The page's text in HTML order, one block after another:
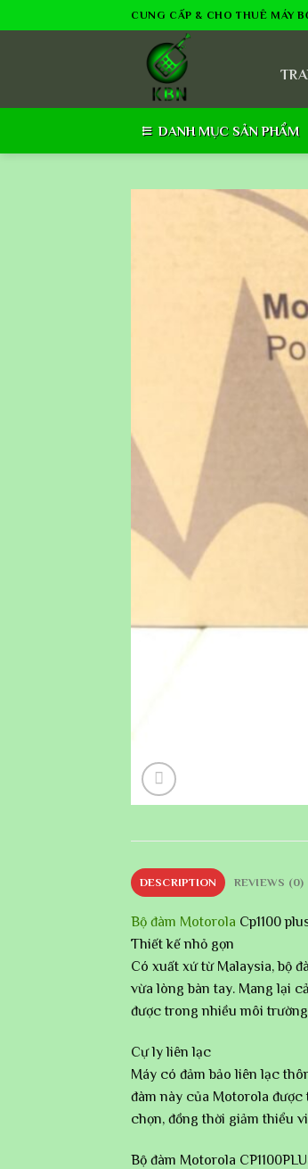
to
CUNG CẤP & CHO THUÊ MÁY
DANH MỤC SẢN PHẨM
DESCRIPTION REVIEWS (0)
Bộ đàm Motorola Cp1100
Thiết kế nhỏ gọn
Có xuất xứ từ Malaysia, bộ
vừa lòng bàn tay. Mang lại
được trong nhiều môi
Cự ly liên lạc
Máy có đảm bảo liên lạc
đàm này của Motorola
chọn, đồng thời giảm thiểu
Bộ đàm Motorola